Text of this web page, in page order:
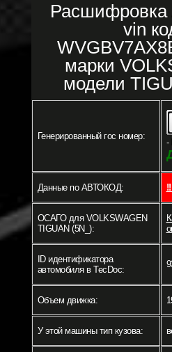
Расшифровка
vin
марки
модели
Генерированный гос номер:
-
Данные по АВТОКОД:
ОСАГО для VOLKSWAGEN
TIGUAN (5N_):
ID идентификатора
автомобиля в TecDoc:
Объем движка:
У этой машины тип кузова: